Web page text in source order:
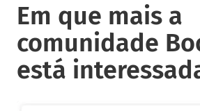
Em que mais a
comunidade
está